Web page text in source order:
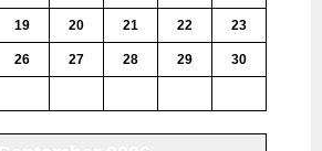
19 20 21 22 23
26 27 28 29 30